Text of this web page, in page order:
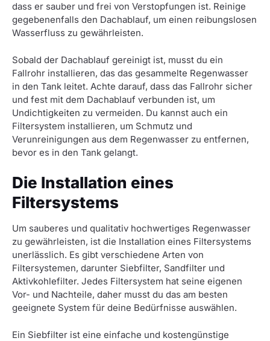
dass er sauber und frei von Verstopfungen ist. Reinige
gegebenenfalls den Dachablauf, um einen reibungslosen
Wasserfluss zu gewährleisten.
Sobald der Dachablauf gereinigt ist, musst du ein
Fallrohr installieren, das das gesammelte Regenwasser
in den Tank leitet. Achte darauf, dass das Fallrohr sicher
und fest mit dem Dachablauf verbunden ist, um
Undichtigkeiten zu vermeiden. Du kannst auch ein
Filtersystem installieren, um Schmutz und
Verunreinigungen aus dem Regenwasser zu entfernen,
bevor es in den Tank gelangt.
Die Installation eines
Filtersystems
Um sauberes und qualitativ hochwertiges Regenwasser
zu gewährleisten, ist die Installation eines Filtersystems
unerlässlich. Es gibt verschiedene Arten von
Filtersystemen, darunter Siebfilter, Sandfilter und
Aktivkohlefilter. Jedes Filtersystem hat seine eigenen
Vor- und Nachteile, daher musst du das am besten
geeignete System für deine Bedürfnisse auswählen.
Ein Siebfilter ist eine einfache und kostengünstige